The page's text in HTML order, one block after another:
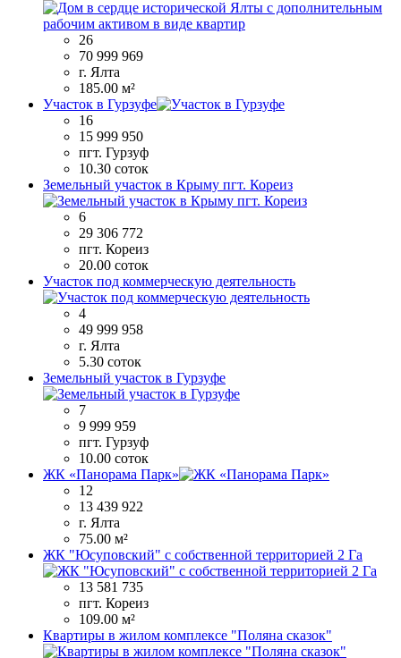
26
70 999 969
г. Ялта
185.00 м²
Участок в Гурзуфе
16
15 999 950
пгт. Гурзуф
10.30 соток
Земельный участок в Крыму пгт. Кореиз
6
29 306 772
пгт. Кореиз
20.00 соток
Участок под коммерческую деятельность
4
49 999 958
г. Ялта
5.30 соток
Земельный участок в Гурзуфе
7
9 999 959
пгт. Гурзуф
10.00 соток
ЖК «Панорама Парк»
12
13 439 922
г. Ялта
75.00 м²
ЖК "Юсуповский" с собственной территорией 2 Га
13 581 735
пгт. Кореиз
109.00 м²
Квартиры в жилом комплексе "Поляна сказок"